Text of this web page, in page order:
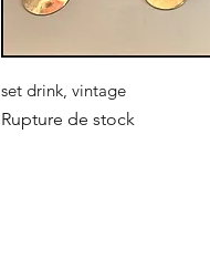
Aperçu rapide
set drink, vintage
Rupture de stock